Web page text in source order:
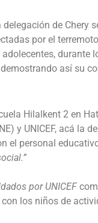
de Chery
por el
así su
Hilalkent 2 en
y UNICEF, acá la
el personal
por UNICEF
los niños de